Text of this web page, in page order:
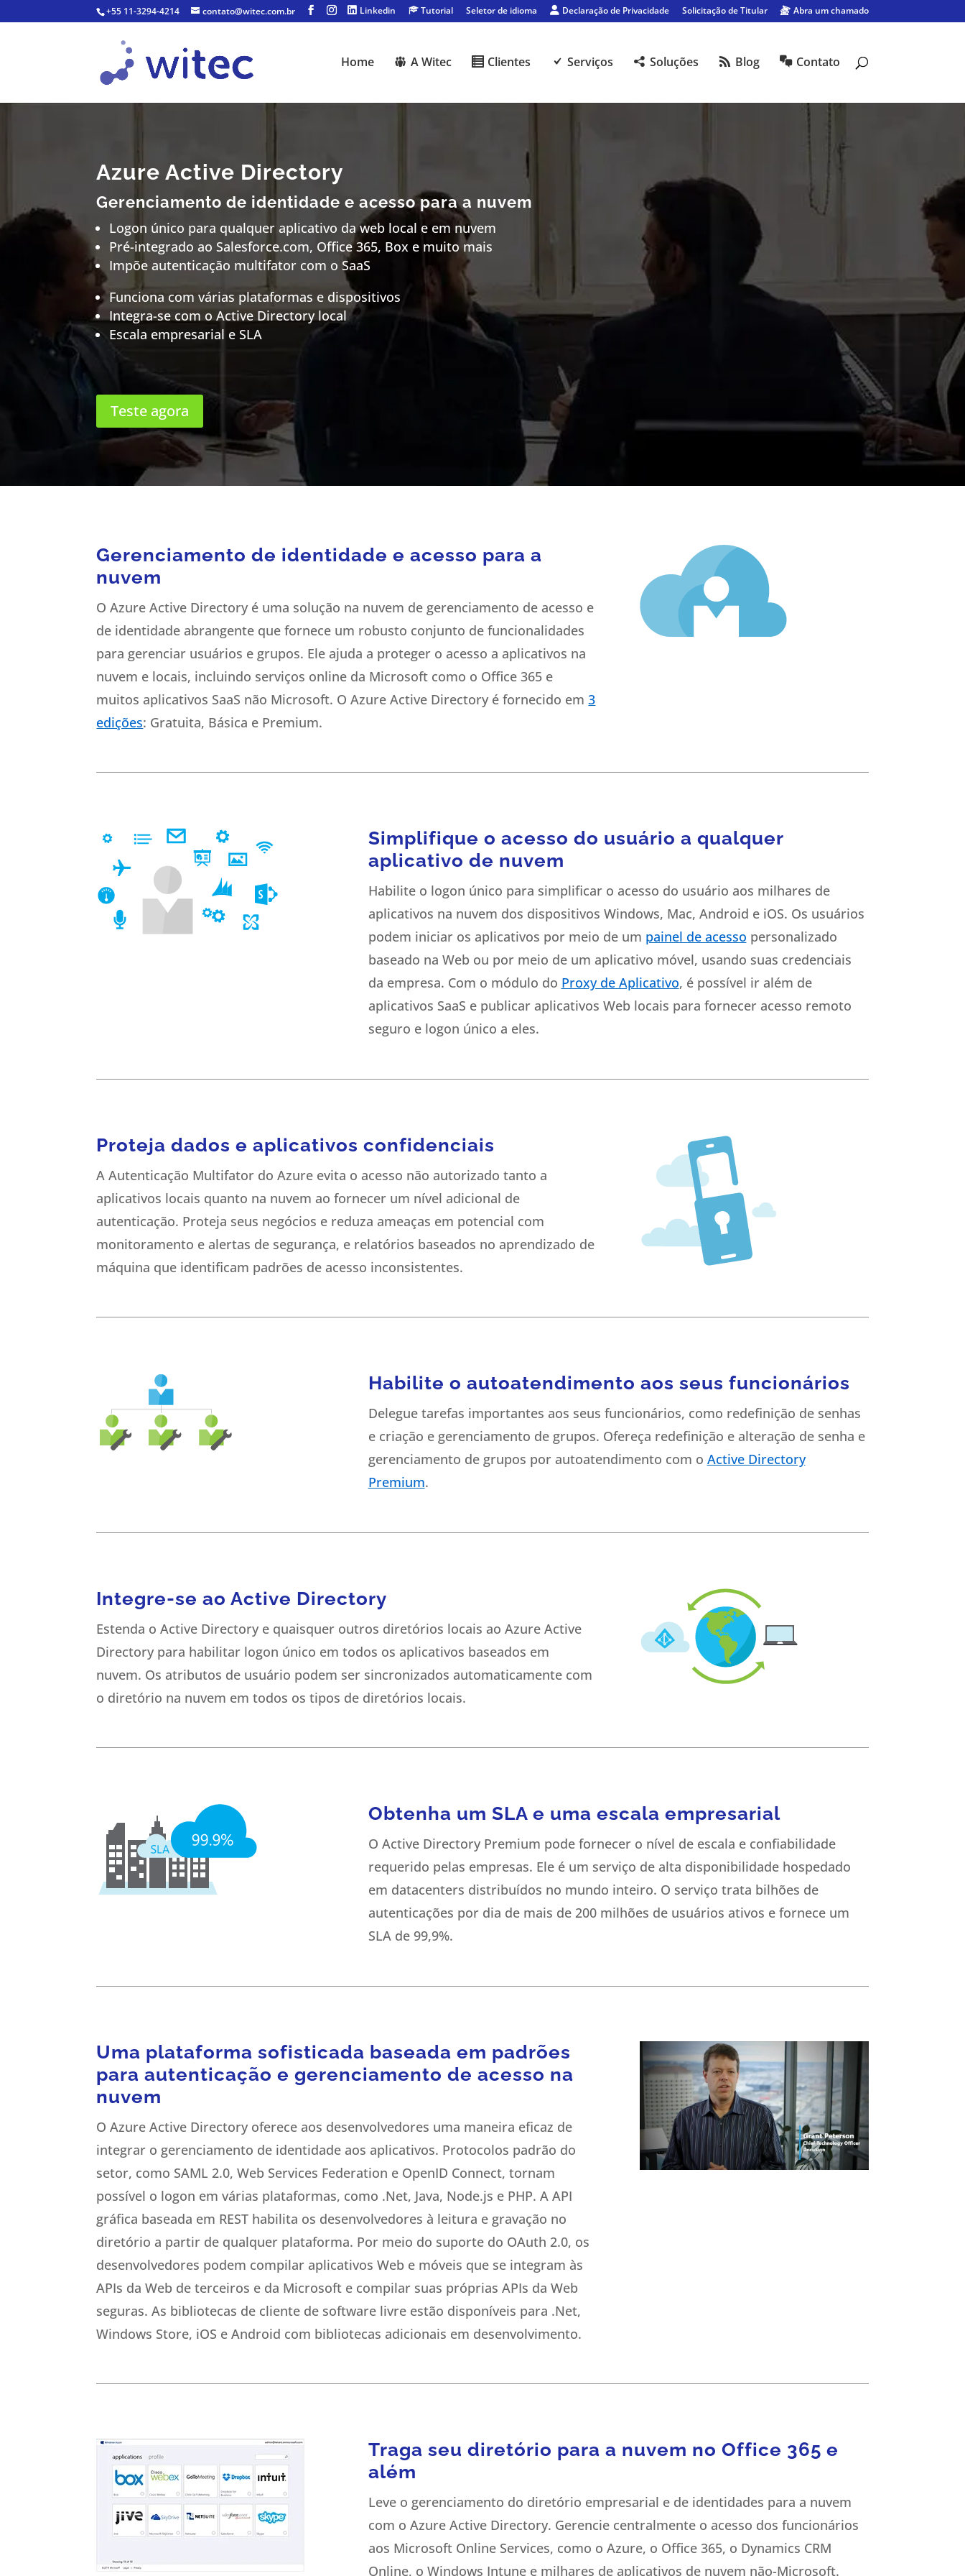
+55 11-3294-4214 contato@witec.com.br Linkedin Tutorial Seletor de idioma Declaração de Privacidade Solicitação de Titular Abra um chamado
Home A Witec Clientes Serviços Soluções Blog Contato
Azure Active Directory
Gerenciamento de identidade e acesso para a nuvem
Logon único para qualquer aplicativo da web local e em nuvem
Pré-integrado ao Salesforce.com, Office 365, Box e muito mais
Impõe autenticação multifator com o SaaS
Funciona com várias plataformas e dispositivos
Integra-se com o Active Directory local
Escala empresarial e SLA
Teste agora
Gerenciamento de identidade e acesso para a
nuvem
O Azure Active Directory é uma solução na nuvem de gerenciamento de acesso e
de identidade abrangente que fornece um robusto conjunto de funcionalidades
para gerenciar usuários e grupos. Ele ajuda a proteger o acesso a aplicativos na
nuvem e locais, incluindo serviços online da Microsoft como o Office 365 e
muitos aplicativos SaaS não Microsoft. O Azure Active Directory é fornecido em3
edições: Gratuita, Básica e Premium.
Simplifique o acesso do usuário a qualquer
aplicativo de nuvem
Habilite o logon único para simplificar o acesso do usuário aos milhares de
aplicativos na nuvem dos dispositivos Windows, Mac, Android e iOS. Os usuários
podem iniciar os aplicativos por meio de um painel de acesso personalizado
baseado na Web ou por meio de um aplicativo móvel, usando suas credenciais
da empresa. Com o módulo do Proxy de Aplicativo, é possível ir além de
aplicativos SaaS e publicar aplicativos Web locais para fornecer acesso remoto
seguro e logon único a eles.
Proteja dados e aplicativos confidenciais
A Autenticação Multifator do Azure evita o acesso não autorizado tanto a
aplicativos locais quanto na nuvem ao fornecer um nível adicional de
autenticação. Proteja seus negócios e reduza ameaças em potencial com
monitoramento e alertas de segurança, e relatórios baseados no aprendizado de
máquina que identificam padrões de acesso inconsistentes.
Habilite o autoatendimento aos seus funcionários
Delegue tarefas importantes aos seus funcionários, como redefinição de senhas
e criação e gerenciamento de grupos. Ofereça redefinição e alteração de senha e
gerenciamento de grupos por autoatendimento com o Active Directory
Premium.
Integre-se ao Active Directory
Estenda o Active Directory e quaisquer outros diretórios locais ao Azure Active
Directory para habilitar logon único em todos os aplicativos baseados em
nuvem. Os atributos de usuário podem ser sincronizados automaticamente com
o diretório na nuvem em todos os tipos de diretórios locais.
Obtenha um SLA e uma escala empresarial
O Active Directory Premium pode fornecer o nível de escala e confiabilidade
requerido pelas empresas. Ele é um serviço de alta disponibilidade hospedado
em datacenters distribuídos no mundo inteiro. O serviço trata bilhões de
autenticações por dia de mais de 200 milhões de usuários ativos e fornece um
SLA de 99,9%.
Uma plataforma sofisticada baseada em padrões
para autenticação e gerenciamento de acesso na
nuvem
O Azure Active Directory oferece aos desenvolvedores uma maneira eficaz de
integrar o gerenciamento de identidade aos aplicativos. Protocolos padrão do
setor, como SAML 2.0, Web Services Federation e OpenID Connect, tornam
possível o logon em várias plataformas, como .Net, Java, Node.js e PHP. A API
gráfica baseada em REST habilita os desenvolvedores à leitura e gravação no
diretório a partir de qualquer plataforma. Por meio do suporte do OAuth 2.0, os
desenvolvedores podem compilar aplicativos Web e móveis que se integram às
APIs da Web de terceiros e da Microsoft e compilar suas próprias APIs da Web
seguras. As bibliotecas de cliente de software livre estão disponíveis para .Net,
Windows Store, iOS e Android com bibliotecas adicionais em desenvolvimento.
Traga seu diretório para a nuvem no Office 365 e
além
Leve o gerenciamento do diretório empresarial e de identidades para a nuvem
com o Azure Active Directory. Gerencie centralmente o acesso dos funcionários
aos Microsoft Online Services, como o Azure, o Office 365, o Dynamics CRM
Online, o Windows Intune e milhares de aplicativos de nuvem não-Microsoft.